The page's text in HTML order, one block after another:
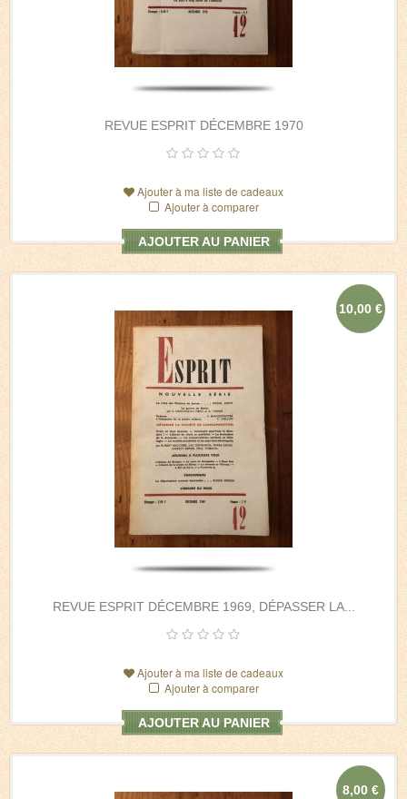
REVUE ESPRIT DÉCEMBRE 1970
Ajouter à ma liste de cadeaux
Ajouter à comparer
AJOUTER AU PANIER
REVUE ESPRIT DÉCEMBRE 1969, DÉPASSER LA...
10,00 €
Ajouter à ma liste de cadeaux
Ajouter à comparer
AJOUTER AU PANIER
8,00 €